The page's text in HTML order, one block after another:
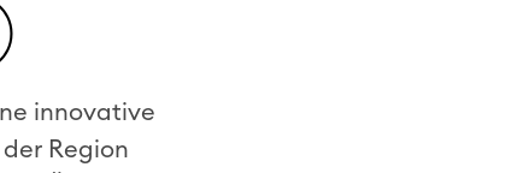
innovative
Region